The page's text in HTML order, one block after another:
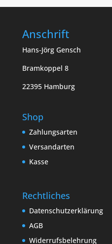
Anschrift
Hans-Jörg Gensch
Bramkoppel 8
22395 Hamburg
Shop
Zahlungsarten
Versandarten
Kasse
Rechtliches
Datenschutzerklärung
AGB
Widerrufsbelehrung